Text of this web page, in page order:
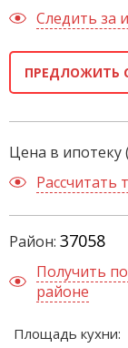
Следить за
ПРЕДЛОЖИТЬ
Цена в ипотеку
Рассчитать
Район: 37058
Получить
районе
Площадь кухни: